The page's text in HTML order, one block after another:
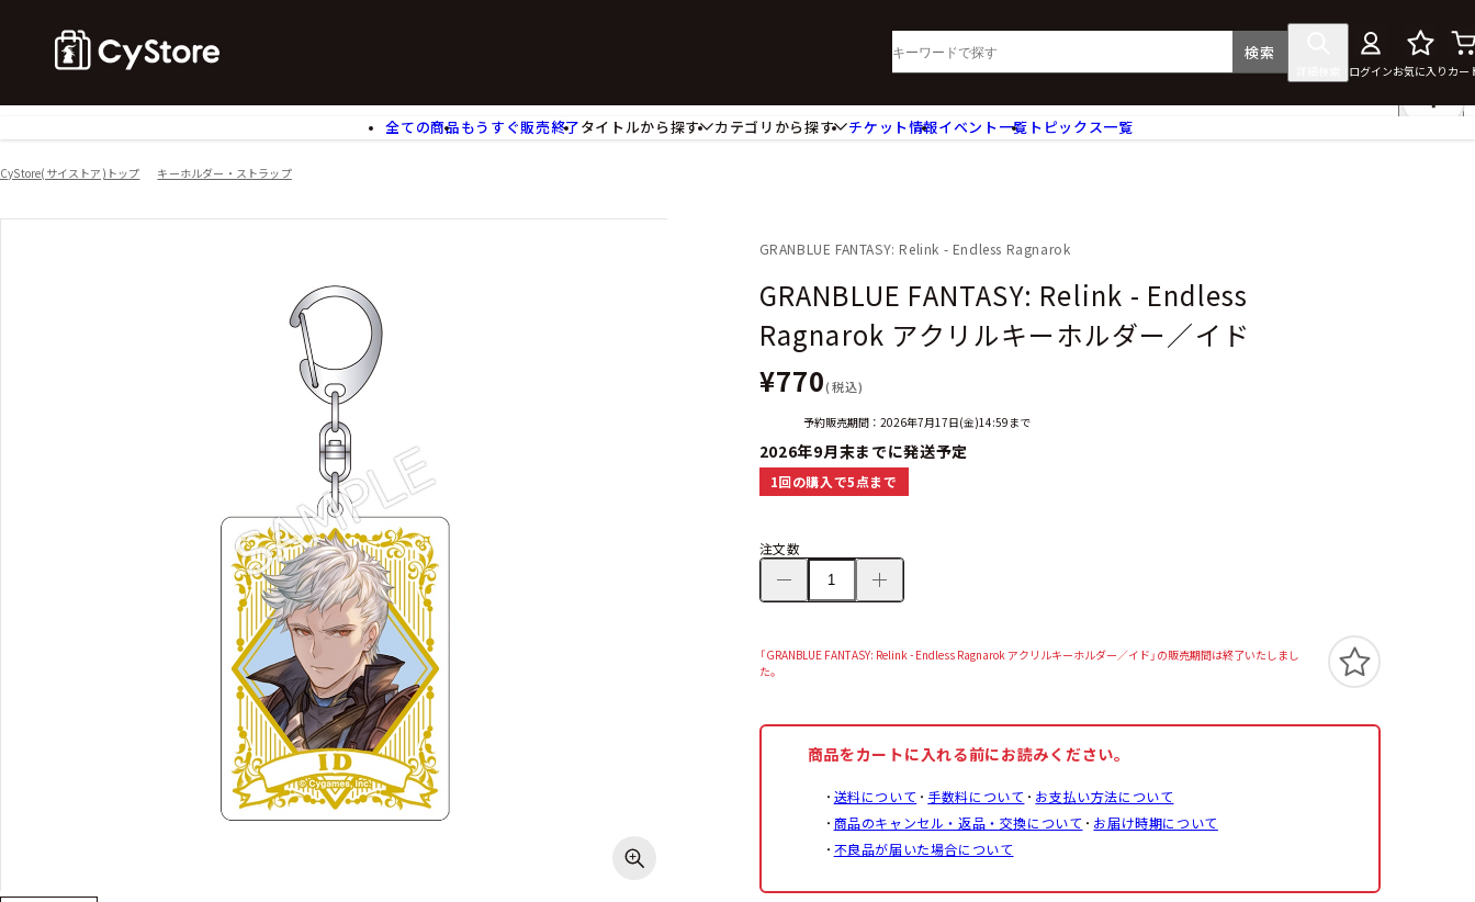
検索
ログインお気に入り カー
全ての商品もうすぐ販売終了タイトルから探す
カテゴリから探す
アクリルスタンド
カードスリーブ・カード収納ケース
ラバーマット・マウスパッド
アパレル小物
アクセサリー
コミック・小説
その他グッズ
チケット情報イベント一覧 トピックス一覧
CyStore(サイストア)トップ キーホルダー・ストラップ
GRANBLUE FANTASY: Relink - Endless Ragnarok
GRANBLUE FANTASY: Relink - Endless
Ragnarok アクリルキーホルダー／イド
¥770(税込)
予約販売期間：2026年7月17日(金)14:59まで
2026年9月末までに発送予定
1回の購入で5点まで
注文数
「GRANBLUE FANTASY: Relink - Endless Ragnarok アクリルキーホルダー／イド」の販売期間は終了いたしまし
た。
商品をカートに入れる前にお読みください。
送料について 手数料について
お支払い方法について
商品のキャンセル・返品・交換について
お届け時期について
不良品が届いた場合について